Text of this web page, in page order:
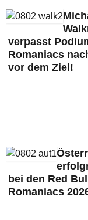
verpasst
Romaniacs
vor dem Ziel!
bei den Red
Romaniacs